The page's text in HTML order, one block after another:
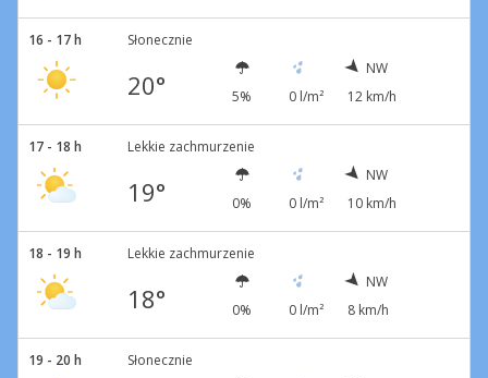
16 - 17 h Słonecznie
20° 5% 0 l/m²
NW
12 km/h
17 - 18 h Lekkie zachmurzenie
19° 0% 0 l/m²
NW
10 km/h
18 - 19 h Lekkie zachmurzenie
18° 0% 0 l/m²
NW
8 km/h
19 - 20 h Słonecznie